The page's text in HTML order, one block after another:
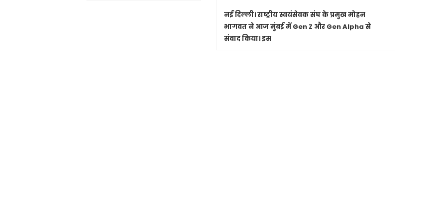
नई दिल्ली।राष्ट्रीय स्वयंसेवक संघ के प्रमुख मोहन
भागवत ने आज मुंबई में Gen Z और Gen Alpha से
संवाद किया। इस